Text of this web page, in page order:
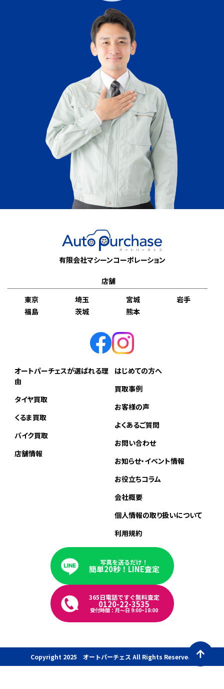
有限会社マシーンコーポレーション
店舗
東京
埼玉 宮城
岩手
福島
茨城 熊本
オートパーチェスが選ばれる理
由
タイヤ買取
くるま買取
バイク買取
店舗情報
はじめての方へ
買取事例
お客様の声
よくあるご質問
お問い合わせ
お知らせ・イベント情報
お役立ちコラム
会社概要
個人情報の取り扱いについて
利用規約
写真を送るだけ！
簡単20秒！LINE査定
365日電話ですぐ無料査定
0120-22-3535
受付時間：月〜日 9:00~18:00
Copyright 2025 オートパーチェス All Rights Reserved.